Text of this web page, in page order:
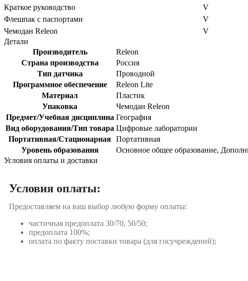
Краткое руководство
V
Флешпак с паспортами
V
Чемодан Releon
V
Детали
Производитель
Releon
Страна производства
Россия
Тип датчика
Проводной
Программное обеспечение
Releon Lite
Материал
Пластик
Упаковка
Чемодан Releon
Предмет/Учебная дисциплина География
Вид оборудования/Тип товара Цифровые лаборатории
Портативная/Стационарная Портативная
Уровень образования
Основное общее образование,
Условия оплаты и доставки
Условия оплаты:
Предоставляем на ваш выбор любую форму оплаты:
частичная предоплата 30/70, 50/50;
предоплата 100%;
оплата по факту поставки товара (для госучреждений);